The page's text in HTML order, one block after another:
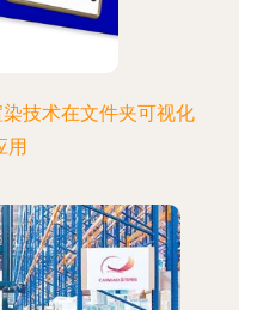
技术在文件夹可视化
用